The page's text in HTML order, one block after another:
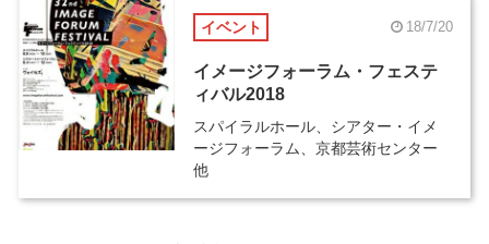
3日間にわたって開催
イベント 18/7/20
イメージフォーラム・フェステ
ィバル2018
スパイラルホール、シアター・イメ
ージフォーラム、京都芸術センター
他